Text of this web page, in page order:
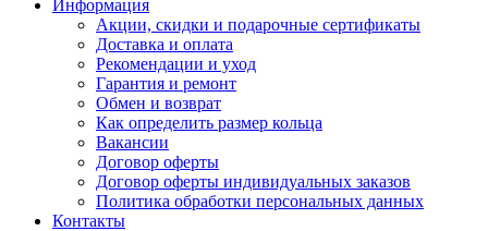
Информация
Акции, скидки и подарочные сертификаты
Доставка и оплата
Рекомендации и уход
Гарантия и ремонт
Обмен и возврат
Как определить размер кольца
Вакансии
Договор оферты
Договор оферты индивидуальных заказов
Политика обработки персональных данных
Контакты